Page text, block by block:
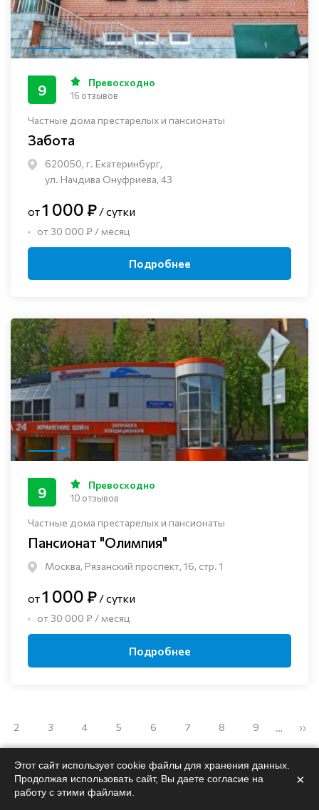
Частные дома престарелых и пансионаты
Забота
620050, г. Екатеринбург,
ул. Начдива Онуфриева, 43
9 Превосходно
16 отзывов
от1 000 ₽ / сутки
от 30 000 ₽ / месяц
Подробнее
Частные дома престарелых и пансионаты
Пансионат "Олимпия"
Москва, Рязанский проспект, 16, стр. 1
9 Превосходно
10 отзывов
от1 000 ₽ / сутки
от 30 000 ₽ / месяц
Подробнее
2 3 4 5 6 7 8 9 … ››
Этот сайт использует cookie файлы для хранения данных.
Продолжая использовать сайт, Вы даете согласие на
работу с этими файлами.
×